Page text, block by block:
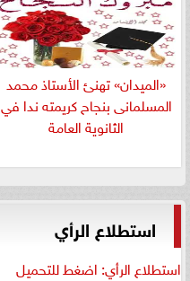
«الميدان» تهنئ الأستاذ محمد
المسلمانى بنجاح كريمته ندا في
الثانوية العامة
استطلاع الرأي
استطلاع الرأي: اضغط للتحميل